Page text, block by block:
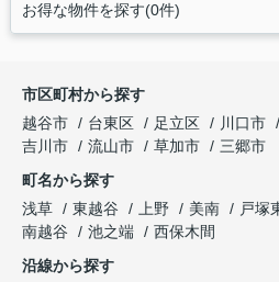
お得な物件を探す(0件)
市区町村から探す
越谷市
台東区 足立区 川口市
吉川市
流山市 草加市
三郷市
町名から探す
浅草
東越谷 上野 美南 戸塚
南越谷
池之端
西保木間
沿線から探す